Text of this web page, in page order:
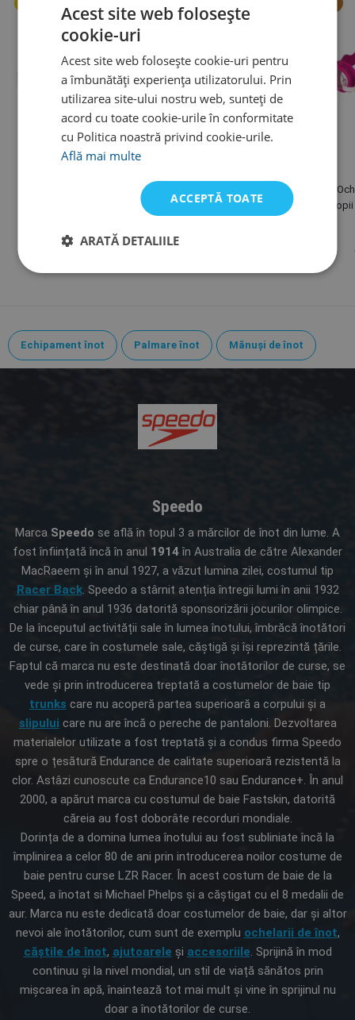
325 lei 281 lei
Speedo Biofuse 2.0 Junior
Echipament înot Palmare înot Mănuși de înot
Speedo
Marca Speedo se află în topul 3 a mărcilor de înot din lume. A
fost înființată încă în anul 1914în Australia de către Alexander
MacRaeem și în anul 1927, a văzut lumina zilei, costumul tip
Racer Back. Speedo a stârnit atenția întregii lumi în anii 1932
chiar până în anul 1936 datorită sponsorizării jocurilor olimpice.
De la începutul activității sale în lumea înotului, îmbrăcă înotători
de curse, care în costumele sale, căștigă și își reprezintă țările.
Faptul că marca nu este destinată doar înotătorilor de curse, se
vede și prin introducerea treptată a costumelor de baie tip
trunks care nu acoperă partea superioară a corpului și a
slipului care nu are încă o pereche de pantaloni. Dezvoltarea
materialelor utilizate a fost treptată și a condus firma Speedo
spre o țesătură Endurance de calitate superioară rezistentă la
clor. Astâzi cunoscute ca Endurance10 sau Endurance+. În anul
2000, a apărut marca cu costumul de baie Fastskin, datorită
căreia au fost doborâte recorduri mondiale.
Dorința de a domina lumea înotului au fost subliniate încă la
împlinirea a celor 80 de ani prin introducerea noilor costume de
baie pentru curse LZR Racer. În acest costum de baie de la
Speed, a înotat si Michael Phelps și a căștigat cu el 8 medalii de
aur. Marca nu este dedicată doar costumelor de baie, dar și altor
nevoi ale înotătorilor, cum sunt de exemplu ochelarii de înot,
căștile de înot, ajutoarele și accesoriile . Sprijină în mod
continuu și la nivel mondial, un stil de viață sănătos prin
mișcarea în apă, înaintează tot mai mult și vine în sprijinul nu
doar a înotătorilor de curse.
Acest site web folosește
cookie-uri
Acest site web folosește cookie-uri pentru
a îmbunătăți experiența utilizatorului. Prin
utilizarea site-ului nostru web, sunteți de
acord cu toate cookie-urile în conformitate
cu Politica noastră privind cookie-urile.
Află mai multe
ACCEPTĂ TOATE
ARATĂ DETALIILE